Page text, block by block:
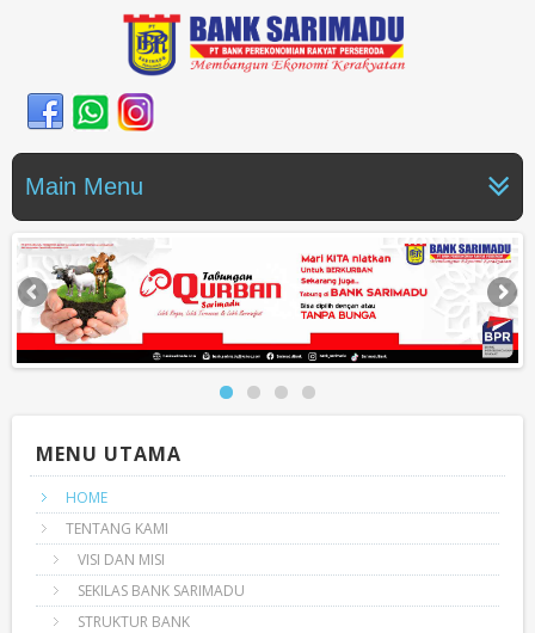
Main Menu
MENU UTAMA
HOME
TENTANG KAMI
VISI DAN MISI
SEKILAS BANK SARIMADU
STRUKTUR BANK